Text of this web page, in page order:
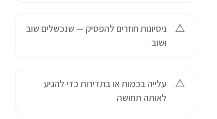
ניסיונות חוזרים להפסיק — שנכשלים שוב
ושוב
עלייה בכמות או בתדירות כדי להגיע
לאותה תחושה